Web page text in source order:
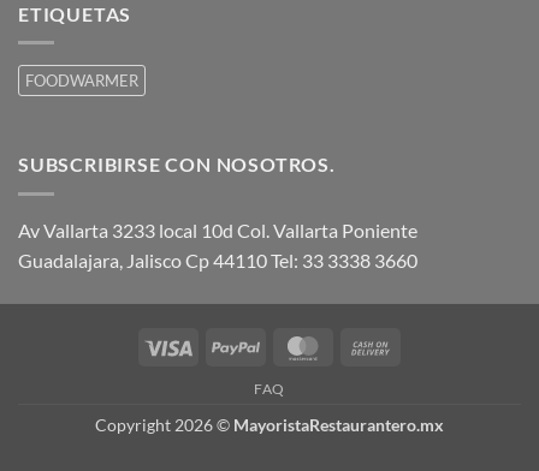
ETIQUETAS
FOODWARMER
SUBSCRIBIRSE CON NOSOTROS.
Av Vallarta 3233 local 10d Col. Vallarta Poniente
Guadalajara, Jalisco Cp 44110 Tel: 33 3338 3660
Visa PayPal MasterCard
FAQ
Copyright 2026 © MayoristaRestaurantero.mx